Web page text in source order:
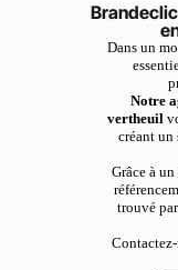
Dans un
Notre
vertheuil
créant un
Grâce à
trouvé